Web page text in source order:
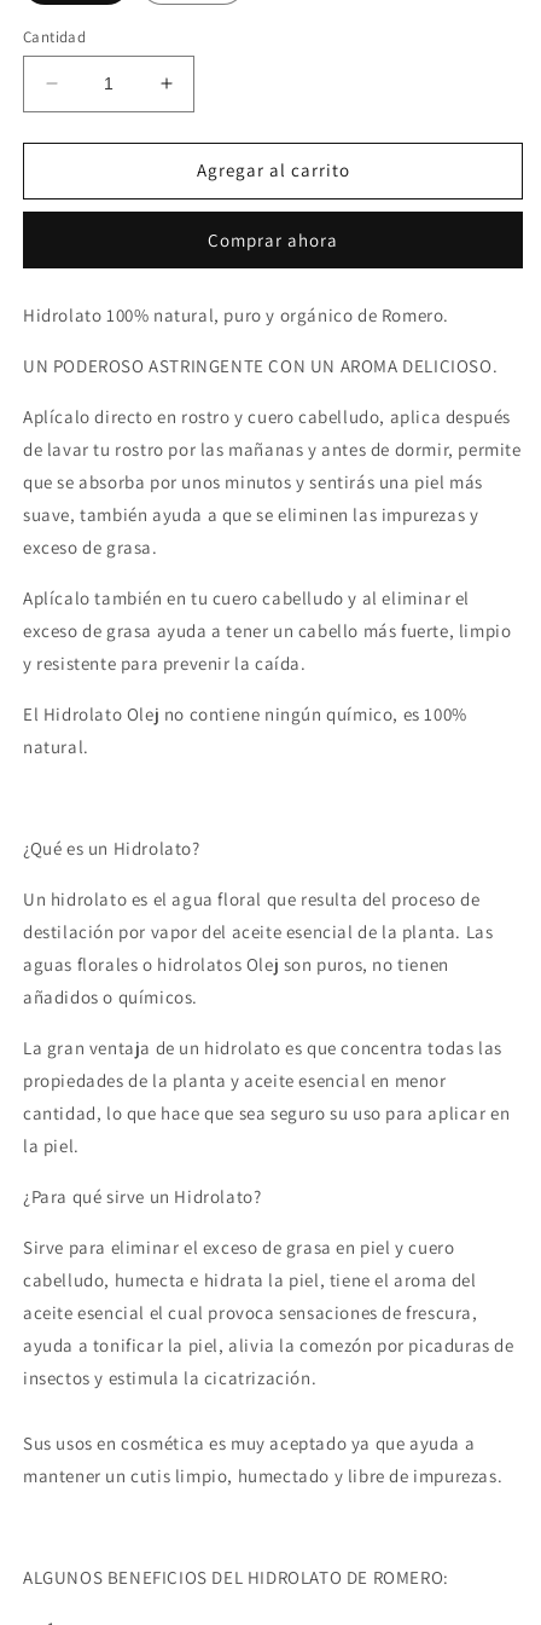
Cantidad
Reducir
cantidad
para
de
Aumentar
cantidad
para
Hidrolato
de
Agregar al carrito
Comprar ahora
Hidrolato 100% natural, puro y orgánico de Romero.
UN PODEROSO ASTRINGENTE CON UN AROMA DELICIOSO.
Aplícalo directo en rostro y cuero cabelludo, aplica después
de lavar tu rostro por las mañanas y antes de dormir, permite
que se absorba por unos minutos y sentirás una piel más
suave, también ayuda a que se eliminen las impurezas y
exceso de grasa.
Aplícalo también en tu cuero cabelludo y al eliminar el
exceso de grasa ayuda a tener un cabello más fuerte, limpio
y resistente para prevenir la caída.
El Hidrolato Olej no contiene ningún químico, es 100%
natural.
¿Qué es un Hidrolato?
Un hidrolato es el agua floral que resulta del proceso de
destilación por vapor del aceite esencial de la planta. Las
aguas florales o hidrolatos Olej son puros, no tienen
añadidos o químicos.
La gran ventaja de un hidrolato es que concentra todas las
propiedades de la planta y aceite esencial en menor
cantidad, lo que hace que sea seguro su uso para aplicar en
la piel.
¿Para qué sirve un Hidrolato?
Sirve para eliminar el exceso de grasa en piel y cuero
cabelludo, humecta e hidrata la piel, tiene el aroma del
aceite esencial el cual provoca sensaciones de frescura,
ayuda a tonificar la piel, alivia la comezón por picaduras de
insectos y estimula la cicatrización.
Sus usos en cosmética es muy aceptado ya que ayuda a
mantener un cutis limpio, humectado y libre de impurezas.
ALGUNOS BENEFICIOS DEL HIDROLATO DE ROMERO: